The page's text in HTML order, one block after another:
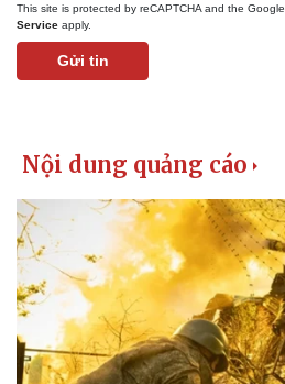
This site is protected by reCAPTCHA and the Google
Service apply.
Gửi tin